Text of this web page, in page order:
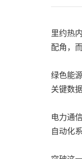
里约热
配角，
绿色能
关键数
电力通
自动化